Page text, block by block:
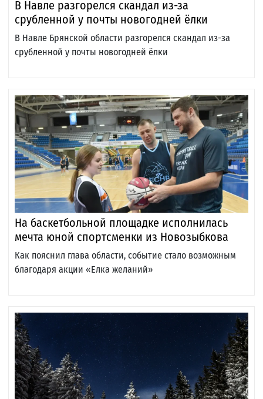
В Навле разгорелся скандал из-за
срубленной у почты новогодней ёлки
В Навле Брянской области разгорелся скандал из-за
срубленной у почты новогодней ёлки
На баскетбольной площадке исполнилась
мечта юной спортсменки из Новозыбкова
Как пояснил глава области, событие стало возможным
благодаря акции «Елка желаний»